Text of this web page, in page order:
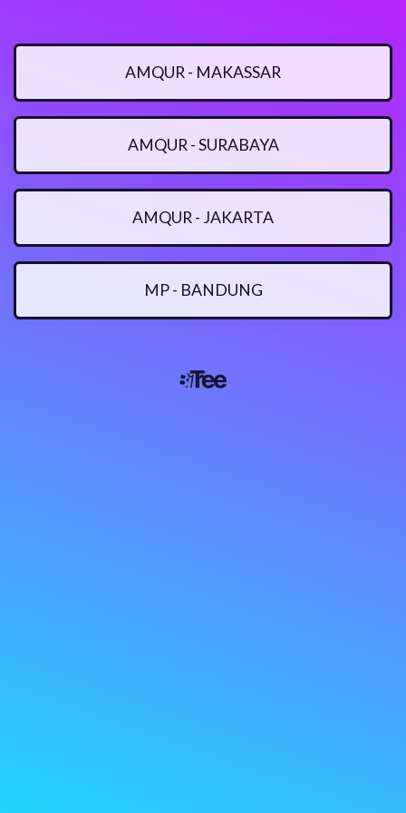
AMQUR - MAKASSAR
AMQUR - SURABAYA
AMQUR - JAKARTA
MP - BANDUNG